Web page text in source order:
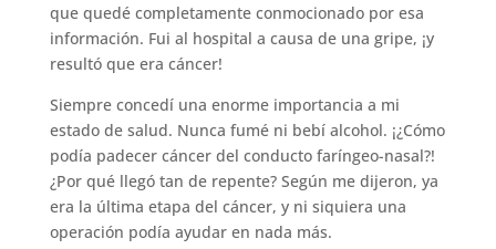
que quedé completamente conmocionado por esa
información. Fui al hospital a causa de una gripe, ¡y
resultó que era cáncer!
Siempre concedí una enorme importancia a mi
estado de salud. Nunca fumé ni bebí alcohol. ¡¿Cómo
podía padecer cáncer del conducto faríngeo-nasal?!
¿Por qué llegó tan de repente? Según me dijeron, ya
era la última etapa del cáncer, y ni siquiera una
operación podía ayudar en nada más.